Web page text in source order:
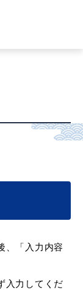
、「入力内容
入力してくだ